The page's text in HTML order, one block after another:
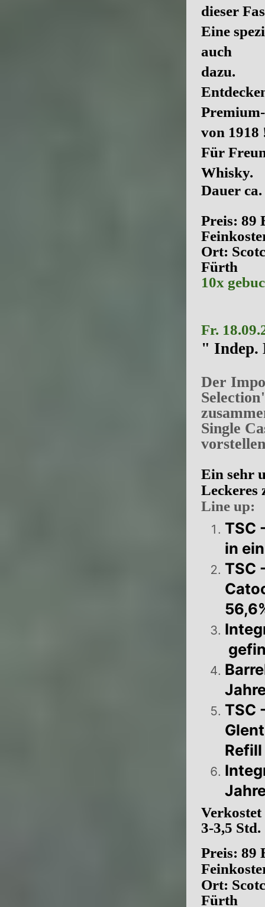
dieser
Eine
auch
dazu.
von 1918
Für
Whisky.
Dauer
Preis: 89
Ort:
Fürth
10x
Fr.
"
Der
Single
Ein sehr
Leckeres
Line up:
TSC
in
TSC
TSC
Refill
3-3,5 Std.
Preis: 89
Ort:
Fürth